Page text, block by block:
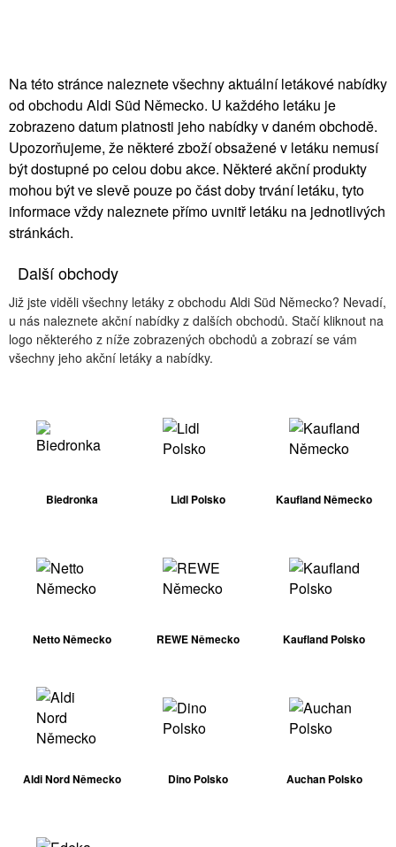
Na této stránce naleznete všechny aktuální letákové nabídky
od obchodu Aldi Süd Německo. U každého letáku je
zobrazeno datum platnosti jeho nabídky v daném obchodě.
Upozorňujeme, že některé zboží obsažené v letáku nemusí
být dostupné po celou dobu akce. Některé akční produkty
mohou být ve slevě pouze po část doby trvání letáku, tyto
informace vždy naleznete přímo uvnitř letáku na jednotlivých
stránkách.
Další obchody
Již jste viděli všechny letáky z obchodu Aldi Süd Německo? Nevadí,
u nás naleznete akční nabídky z dalších obchodů. Stačí kliknout na
logo některého z níže zobrazených obchodů a zobrazí se vám
všechny jeho akční letáky a nabídky.
Biedronka Lidl Polsko Kaufland Německo
Netto Německo REWE Německo Kaufland Polsko
Aldi Nord Německo Dino Polsko Auchan Polsko